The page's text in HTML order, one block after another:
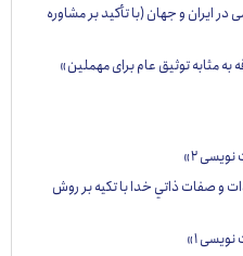
جهان (با تأکید بر مشاوره
توثیق عام برای مهملین»
ذاتي خدا با تكيه بر روش